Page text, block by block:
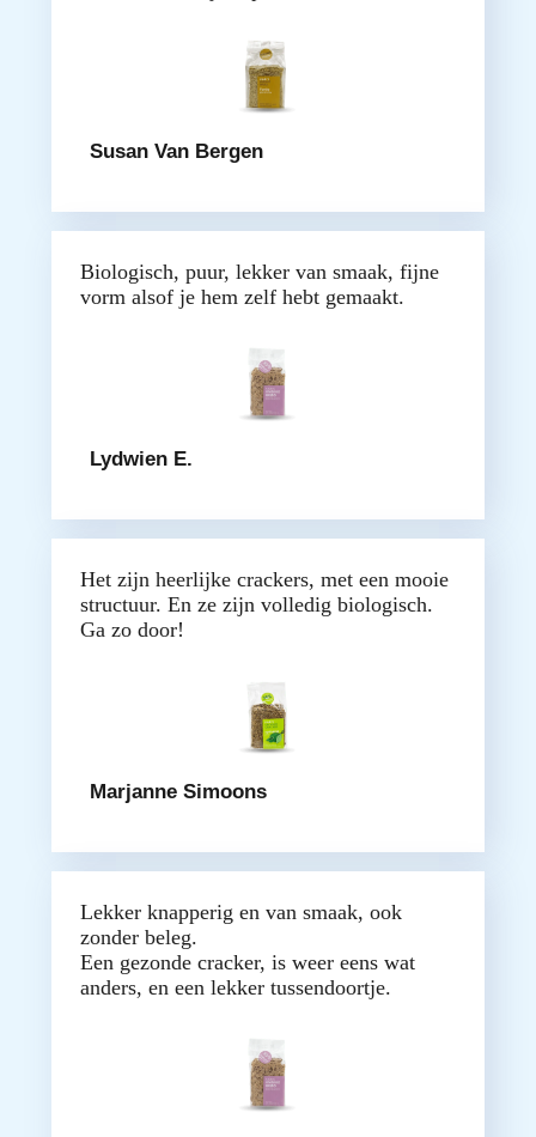
Susan Van Bergen
Biologisch, puur, lekker van smaak, fijne
vorm alsof je hem zelf hebt gemaakt.
Lydwien E.
Het zijn heerlijke crackers, met een mooie
structuur. En ze zijn volledig biologisch.
Ga zo door!
Marjanne Simoons
Lekker knapperig en van smaak, ook
zonder beleg.
Een gezonde cracker, is weer eens wat
anders, en een lekker tussendoortje.